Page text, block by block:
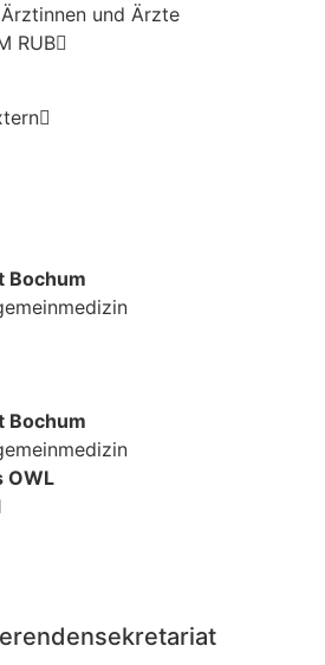
und Ärzte
RUB
Bochum
Bochum
OWL